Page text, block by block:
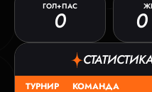
ГОЛ+ПАС
0
ТУРНИР КОМАНДА